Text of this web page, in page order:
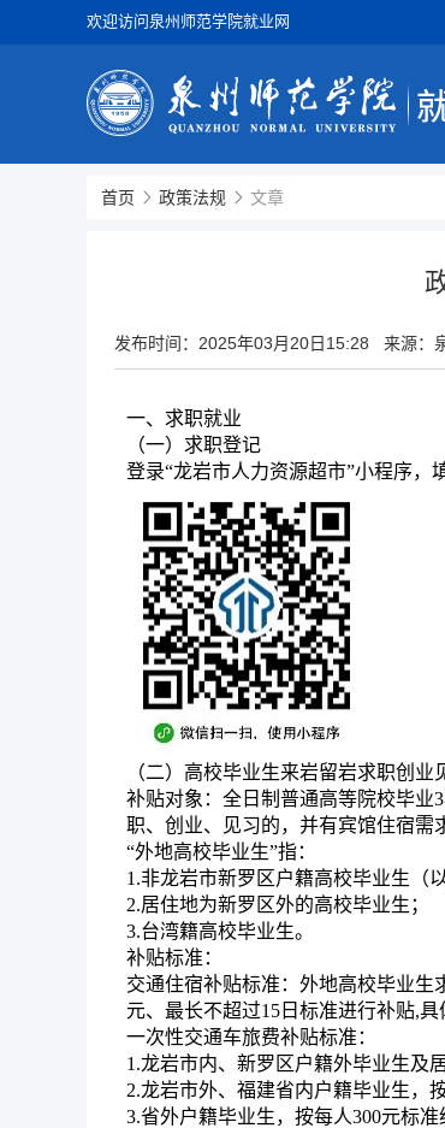
欢迎访问泉州师范学院就业网
首页 政策法规 文章
发布时间： 2025年03月20日15:28 来源：
一、求职就业
（一）求职登记
登录“龙岩市人力资源超市”小程序，
（二）高校毕业生来岩留岩求职创业
补贴对象： 全日制普通高等院校毕业
职、创业、见习的，并有宾馆住宿需
“外地高校毕业生”指：
1.非龙岩市新罗区户籍高校毕业生（
2.居住地为新罗区外的高校毕业生；
3.台湾籍高校毕业生。
补贴标准：
交通住宿补贴标准：外地高校毕业生
元、最长不超过15日标准进行补贴,
一次性交通车旅费补贴标准：
1.龙岩市内、新罗区户籍外毕业生及
2.龙岩市外、福建省内户籍毕业生，
3.省外户籍毕业生，按每人300元标准